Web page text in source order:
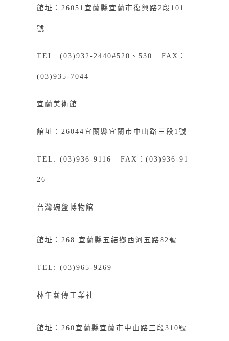
館址：26051宜蘭縣宜蘭市復興路2段101
號
TEL: (03)932-2440#520、530 FAX：
(03)935-7044
宜蘭美術館
館址：26044宜蘭縣宜蘭市中山路三段1號
TEL: (03)936-9116 FAX：(03)936-91
26
台灣碗盤博物館
館址：268 宜 蘭縣五結鄉西河五路82號
TEL: (03)965-9269
林午薪傳工業社
館址： 260 宜蘭縣宜蘭市中山路三段310號